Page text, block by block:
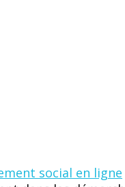
social en ligne